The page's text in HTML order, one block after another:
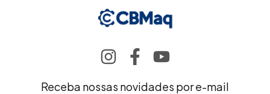
Receba nossas novidades por e-mail